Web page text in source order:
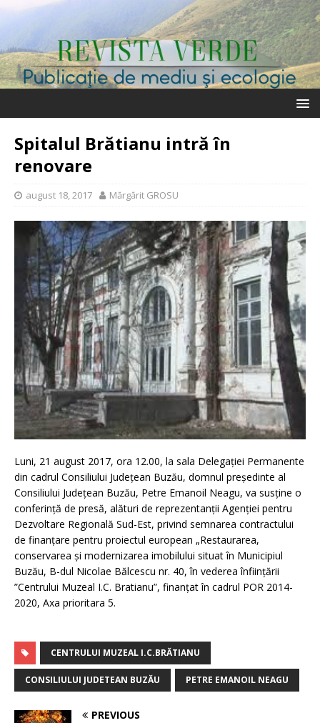
Spitalul Brătianu intră în
renovare
august 18, 2017 Mărgărit GROSU
​Luni, 21 august 2017, ora 12.00, la sala Delegației Permanente
din cadrul Consiliului Județean Buzău, domnul președinte al
Consiliului Județean Buzău, Petre Emanoil Neagu, va susține o
conferință de presă, alături de reprezentanții Agenției pentru
Dezvoltare Regională Sud-Est, privind semnarea contractului
de finanțare pentru proiectul european „Restaurarea,
conservarea și modernizarea imobilului situat în Municipiul
Buzău, B-dul Nicolae Bălcescu nr. 40, în vederea înființării
”Centrului Muzeal I.C. Bratianu”, finanțat în cadrul POR 2014-
2020, Axa prioritara 5.
CENTRULUI MUZEAL I.C.BRĂTIANU
CONSILIULUI JUDETEAN BUZĂU PETRE EMANOIL NEAGU
PREVIOUS